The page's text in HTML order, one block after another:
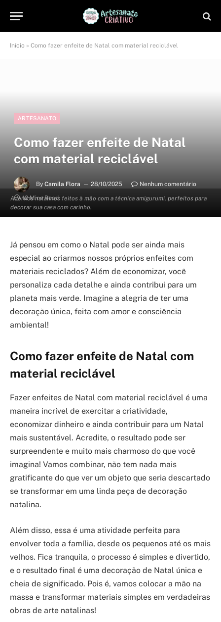
Início » Como fazer enfeite de Natal com material reciclável
Adornos natalinos feitos à mão com a técnica amigurumi, perfeitos para
decorar sua casa com carinho.
ARTESANATO
Como fazer enfeite de Natal
com material reciclável
By Camila Flora 28/10/2025
Nenhum comentário
12 Mins Read
Já pensou em como o Natal pode ser ainda mais
especial ao criarmos nossos próprios enfeites com
materiais reciclados? Além de economizar, você
personaliza cada detalhe e ainda contribui para um
planeta mais verde. Imagine a alegria de ter uma
decoração única, feita com amor e consciência
ambiental!
Como fazer enfeite de Natal com
material reciclável
Fazer enfeites de Natal com material reciclável é uma
maneira incrível de exercitar a criatividade,
economizar dinheiro e ainda contribuir para um Natal
mais sustentável. Acredite, o resultado pode ser
surpreendente e muito mais charmoso do que você
imagina! Vamos combinar, não tem nada mais
gratificante do que ver um objeto que seria descartado
se transformar em uma linda peça de decoração
natalina.
Além disso, essa é uma atividade perfeita para
envolver toda a família, desde os pequenos até os mais
velhos. Fica tranquila, o processo é simples e divertido,
e o resultado final é uma decoração de Natal única e
cheia de significado. Pois é, vamos colocar a mão na
massa e transformar materiais simples em verdadeiras
obras de arte natalinas!